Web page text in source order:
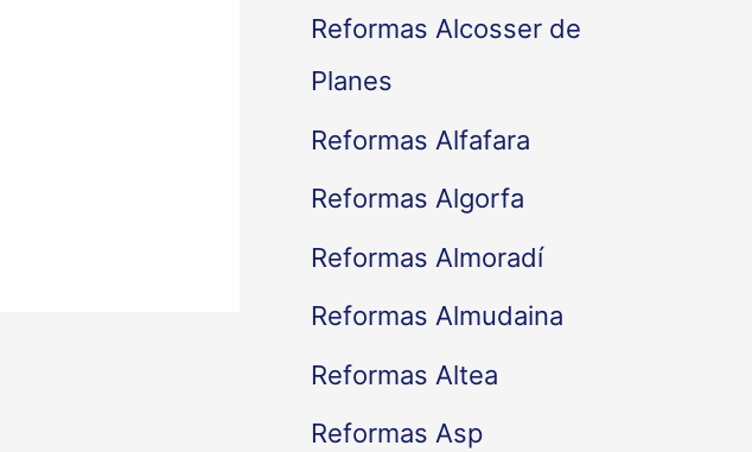
Reformas Alcosser de
Planes
Reformas Alfafara
Reformas Algorfa
Reformas Almoradí
Reformas Almudaina
Reformas Altea
Reformas Asp